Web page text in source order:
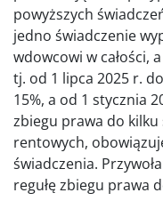
powyższych
jedno świadczenie
wdowcowi w całości,
tj. od 1 lipca 2025 r.
15%, a od 1 stycznia
zbiegu prawa do
rentowych,
świadczenia.
regułę zbiegu prawa